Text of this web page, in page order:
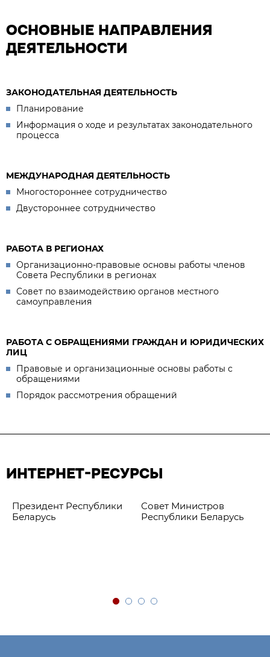
ОСНОВНЫЕ НАПРАВЛЕНИЯ
ДЕЯТЕЛЬНОСТИ
ЗАКОНОДАТЕЛЬНАЯ ДЕЯТЕЛЬНОСТЬ
Планирование
Информация о ходе и результатах законодательного
процесса
МЕЖДУНАРОДНАЯ ДЕЯТЕЛЬНОСТЬ
Многостороннее сотрудничество
Двустороннее сотрудничество
РАБОТА В РЕГИОНАХ
Организационно-правовые основы работы членов
Совета Республики в регионах
Совет по взаимодействию органов местного
самоуправления
РАБОТА С ОБРАЩЕНИЯМИ ГРАЖДАН И ЮРИДИЧЕСКИХ
ЛИЦ
Правовые и организационные основы работы с
обращениями
Порядок рассмотрения обращений
ИНТЕРНЕТ-РЕСУРСЫ
Президент Республики
Беларусь
Совет Министров
Республики Беларусь